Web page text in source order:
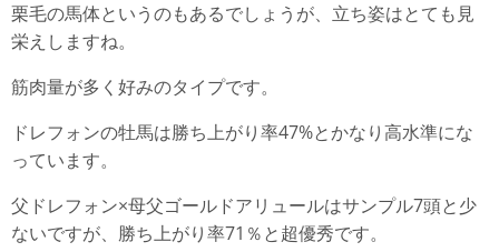
栗毛の馬体というのもあるでしょうが、立ち姿はとても見
栄えしますね。
筋肉量が多く好みのタイプです。
ドレフォンの牡馬は勝ち上がり率47%とかなり高水準にな
っています。
父ドレフォン×母父ゴールドアリュールはサンプル7頭と少
ないですが、勝ち上がり率71％と超優秀です。